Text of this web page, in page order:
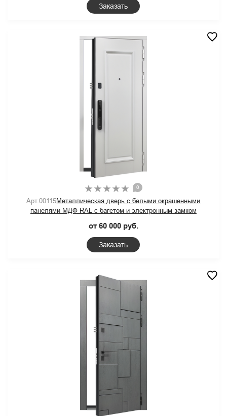
Заказать
0
Арт.00115Металлическая дверь с белыми окрашенными
панелями МДФ RAL с багетом и электронным замком
от 60 000 руб.
Заказать